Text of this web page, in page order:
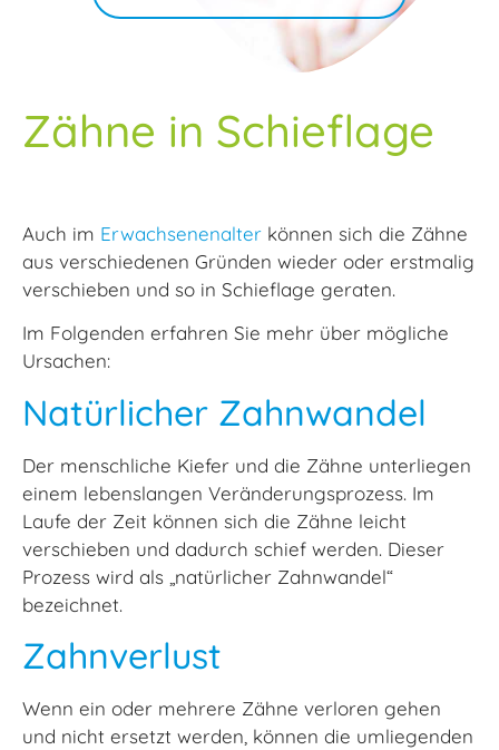
Zähne in Schieflage
Auch im Erwachsenenalter können sich die Zähne
aus verschiedenen Gründen wieder oder erstmalig
verschieben und so in Schieflage geraten.
Im Folgenden erfahren Sie mehr über mögliche
Ursachen:
Natürlicher Zahnwandel
Der menschliche Kiefer und die Zähne unterliegen
einem lebenslangen Veränderungsprozess. Im
Laufe der Zeit können sich die Zähne leicht
verschieben und dadurch schief werden. Dieser
Prozess wird als „natürlicher Zahnwandel“
bezeichnet.
Zahnverlust
Wenn ein oder mehrere Zähne verloren gehen
und nicht ersetzt werden, können die umliegenden